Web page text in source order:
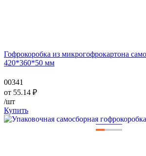
Гофрокоробка из микрогофрокартона
420*360*50 мм
00341
от 55.14 ₽
/шт
Купить
———